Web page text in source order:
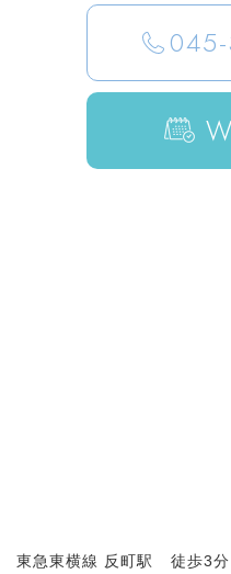
東急東横線 反町駅 徒歩3分